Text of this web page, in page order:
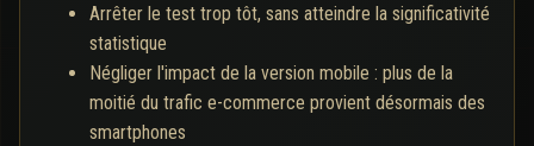
Arrêter le test trop tôt, sans atteindre la significativité
statistique
Négliger l'impact de la version mobile : plus de la
moitié du trafic e-commerce provient désormais des
smartphones